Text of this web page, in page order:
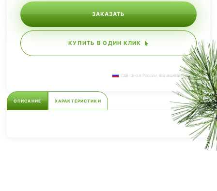
ЗАКАЗАТЬ
КУПИТЬ В ОДИН КЛИК
Сделано в России, выращиваем сами.
ОПИСАНИЕ ХАРАКТЕРИСТИКИ